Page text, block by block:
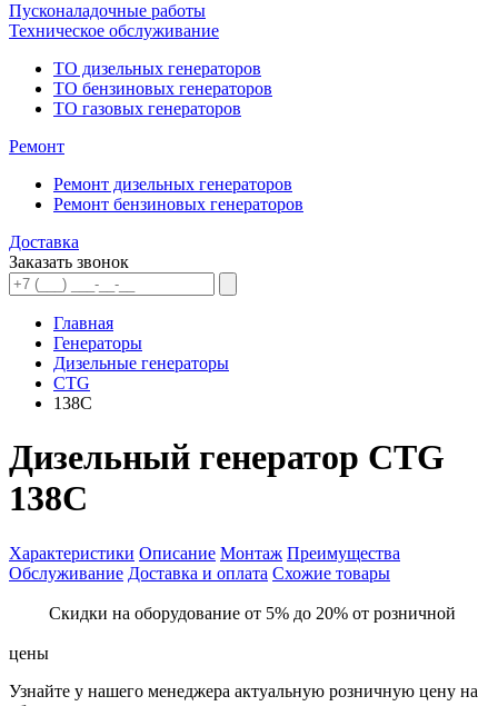
Пусконаладочные работы
Техническое обслуживание
ТО дизельных генераторов
ТО бензиновых генераторов
ТО газовых генераторов
Ремонт
Ремонт дизельных генераторов
Ремонт бензиновых генераторов
Доставка
Заказать звонок
Главная
Генераторы
Дизельные генераторы
CTG
138C
Дизельный генератор CTG
138C
Характеристики Описание Монтаж Преимущества
Обслуживание Доставка и оплата Схожие товары
Скидки на оборудование от 5% до 20% от розничной
цены
Узнайте у нашего менеджера актуальную розничную цену на